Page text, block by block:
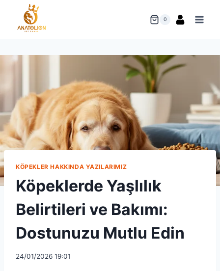
content
0
KÖPEKLER HAKKINDA YAZILARIMIZ
Köpeklerde Yaşlılık
Belirtileri ve Bakımı:
Dostunuzu Mutlu Edin
24/01/2026 19:01